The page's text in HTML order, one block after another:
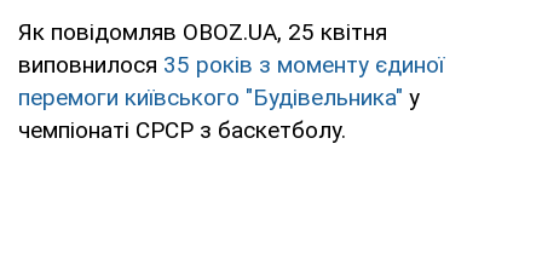
Як повідомляв OBOZ.UA, 25 квітня
виповнилося 35 років з моменту єдиної
перемоги київського "Будівельника" у
чемпіонаті СРСР з баскетболу.